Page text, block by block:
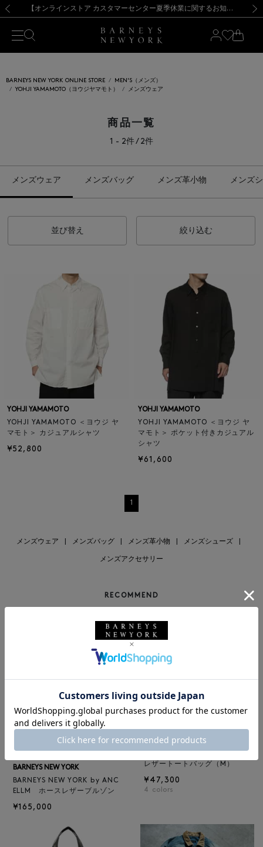
新規登録のお客様も対象！＜MY BARNEYS＞会員のお客様は11,000円（税込）以上のお買上げで常時送料無料！お買い物の際は会員登録を！
【夏季休業に伴う出荷一時停止のお知らせ】(2026.8.7) 【オンラインストア カスタマーセンター夏季休業に関するお知らせ】（2026.8.7）
【夏季休業に伴う返品・交換承り一時停止のお知らせ】（2026.8.5）
熊本県を中心とした地震の影響によるお荷物のお届けについて
【開催中】SUMMER SALEのご案内・ご注意事項 新規登録のお客様も対象！＜MY BARNEYS＞会員のお客様は11,000円（税込）以上のお買上げで常時送料無料！お買い物の際は会員登録を！
【夏季休業に伴う出荷一時停止のお知らせ】(2026.8.7)
BARNEYS NEW YORK ONLINE STORE
MEN'S（メンズ）
YOHJI YAMAMOTO（ヨウジヤマモト）
メンズウェア
商品一覧
1 - 2件 / 2件
メンズウェア メンズバッグ メンズ革小物 メンズ
並び替え 絞り込む
YOHJI YAMAMOTO
YOHJI YAMAMOTO ＜ヨウジ ヤ
マモト＞ カジュアルシャツ
¥52,800
YOHJI YAMAMOTO
YOHJI YAMAMOTO ＜ヨウジ ヤ
マモト＞ ポケット付きカジュアル
シャツ
¥61,600
1
メンズウェア メンズバッグ メンズ革小物 メンズシューズ
メンズアクセサリー
RECOMMEND
NEW
BARNEYS NEW YORK
BARNEYS NEW YORK by ANC
ELLM ホースレザーブルゾン
¥165,000
BARNEYS NEW YORK
レザートートバッグ（M）
¥47,300
4 colors